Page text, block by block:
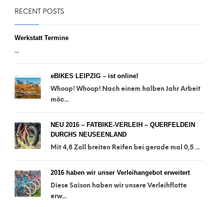
RECENT POSTS
Werkstatt Termine
...
eBIKES LEIPZIG – ist online!
Whoop! Whoop! Nach einem halben Jahr Arbeit
möc...
NEU 2016 – FATBIKE-VERLEIH – QUERFELDEIN
DURCHS NEUSEENLAND
Mit 4,8 Zoll breiten Reifen bei gerade mal 0,5 ...
2016 haben wir unser Verleihangebot erweitert
Diese Saison haben wir unsere Verleihflotte
erw...